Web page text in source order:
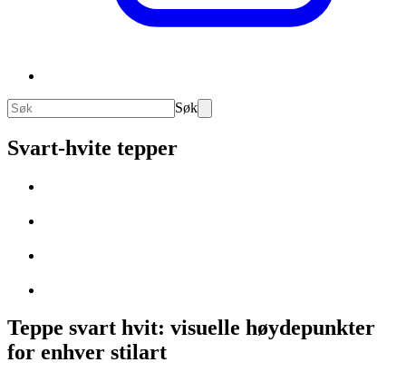
Søk
Svart-hvite tepper
Teppe svart hvit: visuelle høydepunkter
for enhver stilart